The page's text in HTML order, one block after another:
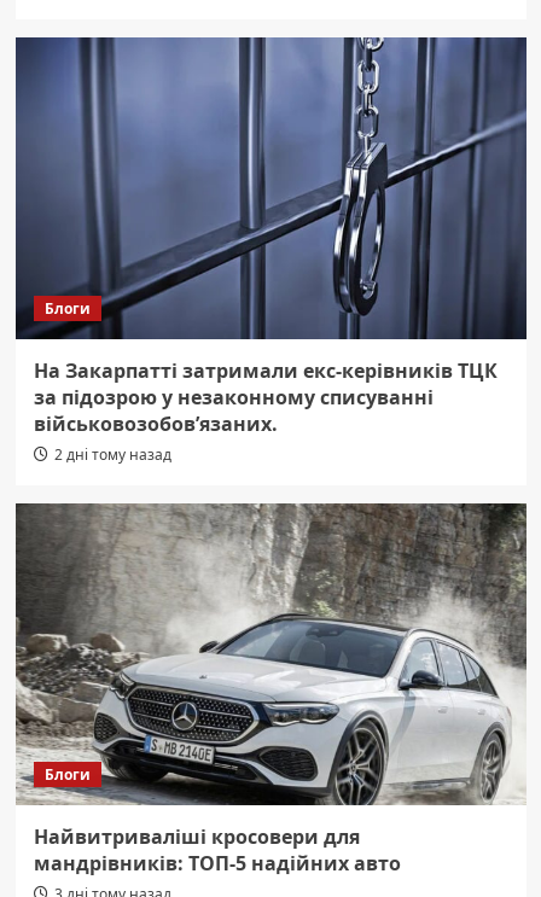
Блоги
На Закарпатті затримали екс-керівників ТЦК
за підозрою у незаконному списуванні
військовозобов’язаних.
2 дні тому назад
Блоги
Найвитриваліші кросовери для
мандрівників: ТОП-5 надійних авто